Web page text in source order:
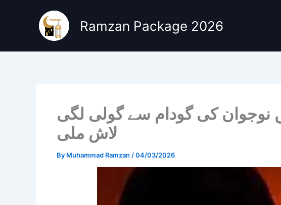
Ramzan Package 2026
نوجوان کی گودام سے گولی لگی
لاش ملی
By Muhammad Ramzan /04/03/2026